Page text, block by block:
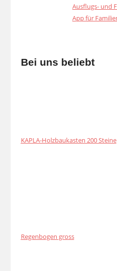
Bei uns beliebt
KAPLA-Holzbaukasten 200 Steine
Regenbogen gross